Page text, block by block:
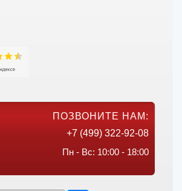
ПОЗВОНИТЕ НАМ:
+7 (499) 322-92-08
Пн - Вс: 10:00 - 18:00